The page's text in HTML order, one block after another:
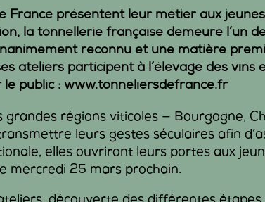
France présentent leur métier aux
la tonnellerie française demeure l’un
reconnu et une matière
ateliers participent à l’élevage des vins
public : www.tonneliersdefrance.fr
régions viticoles — Bourgogne,
leurs gestes séculaires afin
elles ouvriront leurs portes aux
mercredi 25 mars prochain.